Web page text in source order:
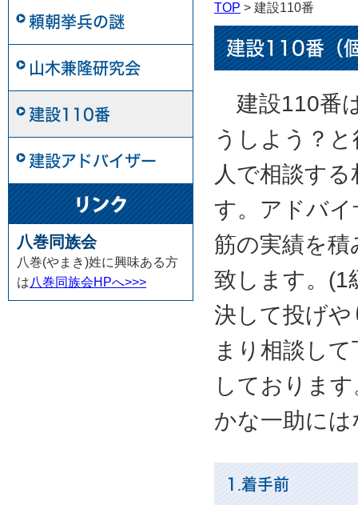
頼朝挙兵の謎
山木兼隆研究会
建設110番
建設アドバイザー
八巻同族会
八巻(やまき)姓に興味ある方
は八巻同族会HPへ>>>
TOP 建設110番
建設110番（
建設110番
うしよう？
人で相談す
す。アドバ
筋の実績を積
致します。(1
決して投げ
まり相談し
しておりま
かな一助に
1.着手前